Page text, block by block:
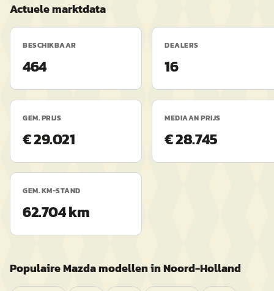
Actuele marktdata
BESCHIKBAAR
464
DEALERS
16
GEM. PRIJS
€ 29.021
MEDIAAN PRIJS
€ 28.745
GEM. KM-STAND
62.704 km
PopulaireMazdamodellen inNoord-Holland